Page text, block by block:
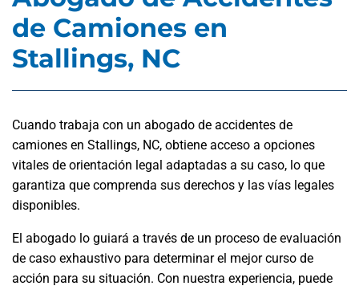
de Camiones en
Stallings, NC
Cuando trabaja con un abogado de accidentes de
camiones en Stallings, NC, obtiene acceso a opciones
vitales de orientación legal adaptadas a su caso, lo que
garantiza que comprenda sus derechos y las vías legales
disponibles.
El abogado lo guiará a través de un proceso de evaluación
de caso exhaustivo para determinar el mejor curso de
acción para su situación. Con nuestra experiencia, puede